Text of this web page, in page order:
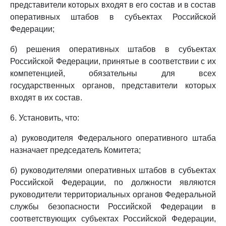
представители которых входят в его состав и в состав
оперативных штабов в субъектах Российской
Федерации;
б) решения оперативных штабов в субъектах
Российской Федерации, принятые в соответствии с их
компетенцией, обязательны для всех
государственных органов, представители которых
входят в их состав.
6. Установить, что:
а) руководителя Федерального оперативного штаба
назначает председатель Комитета;
б) руководителями оперативных штабов в субъектах
Российской Федерации, по должности являются
руководители территориальных органов Федеральной
службы безопасности Российской Федерации в
соответствующих субъектах Российской Федерации,